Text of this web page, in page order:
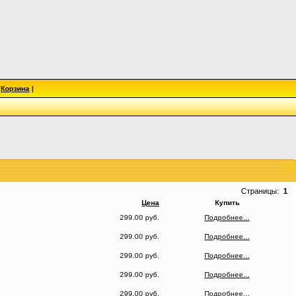
Корзина |
Страницы: 1
Цена
Купить
299.00 руб.
Подробнее...
299.00 руб.
Подробнее...
299.00 руб.
Подробнее...
299.00 руб.
Подробнее...
299.00 руб.
Подробнее...